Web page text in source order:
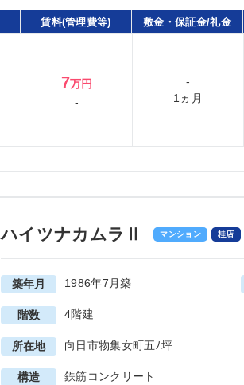
賃料(管理費等) 敷金・保証金/礼金
7万円
-
-
1ヵ月
マンション 桂店
ハイツナカムラⅡ
築年月 1986年7月築
階数 4階建
所在地 向日市物集女町五ﾉ坪
構造 鉄筋コンクリート